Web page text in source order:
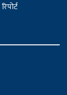
रिपोर्ट